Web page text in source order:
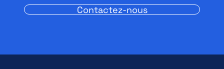
Contactez-nous